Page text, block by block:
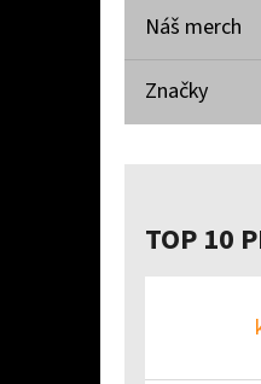
Náš merch
Značky
TOP 10